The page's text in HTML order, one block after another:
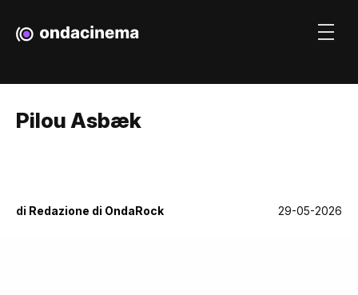
Pilou Asbæk
di Redazione di OndaRock 29-05-2026